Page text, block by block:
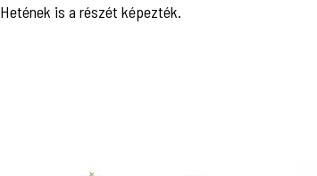
Hetének is a részét képezték.